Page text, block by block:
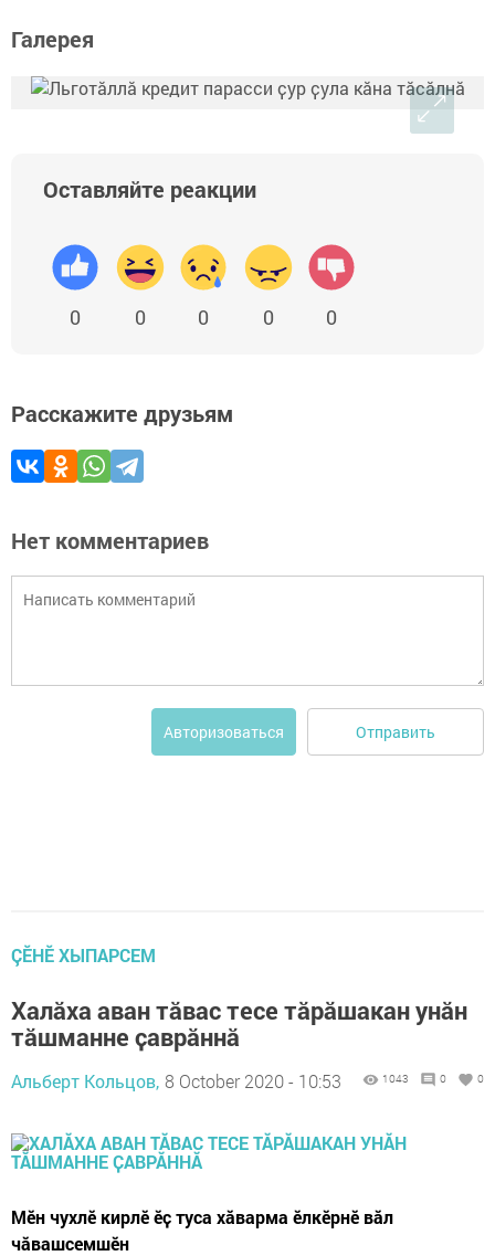
Галерея
Оставляйте реакции
0 0 0 0 0
Расскажите друзьям
Нет комментариев
Авторизоваться Отправить
ÇӖНӖ ХЫПАРСЕМ
Халӑха аван тӑвас тесе тӑрӑшакан унӑн
тӑшманне ҫаврӑннӑ
Альберт Кольцов, 8 October 2020 - 10:53 1043 0 0
Мӗн чухлӗ кирлӗ ӗҫ туса хӑварма ӗлкӗрнӗ вӑл
чӑвашсемшӗн